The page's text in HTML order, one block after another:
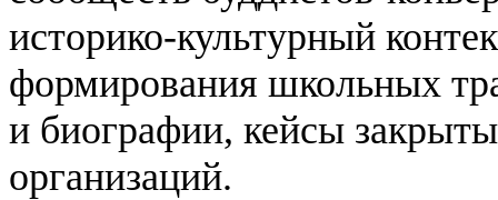
историко-культурный
формирования школьных
и биографии, кейсы
организаций.